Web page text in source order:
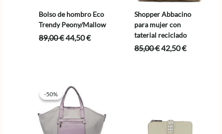
Bolso de hombro Eco
Trendy Peony/Mallow
89,00€El
44,50€El
Shopper Abbacino
para mujer con
taterial reciclado
85,00€El
42,50€El
-50%
-50%